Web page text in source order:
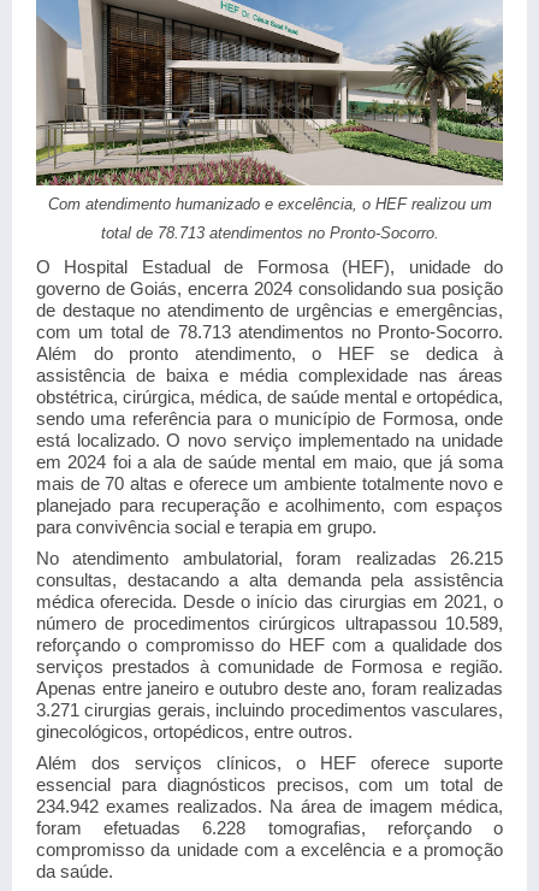
Com atendimento humanizado e excelência, o HEF realizou um
total de 78.713 atendimentos no Pronto-Socorro.
O Hospital Estadual de Formosa (HEF), unidade do
governo de Goiás, encerra 2024 consolidando sua posição
de destaque no atendimento de urgências e emergências,
com um total de 78.713 atendimentos no Pronto-Socorro.
Além do pronto atendimento, o HEF se dedica à
assistência de baixa e média complexidade nas áreas
obstétrica, cirúrgica, médica, de saúde mental e ortopédica,
sendo uma referência para o município de Formosa, onde
está localizado. O novo serviço implementado na unidade
em 2024 foi a ala de saúde mental em maio, que já soma
mais de 70 altas e oferece um ambiente totalmente novo e
planejado para recuperação e acolhimento, com espaços
para convivência social e terapia em grupo.
No atendimento ambulatorial, foram realizadas 26.215
consultas, destacando a alta demanda pela assistência
médica oferecida. Desde o início das cirurgias em 2021, o
número de procedimentos cirúrgicos ultrapassou 10.589,
reforçando o compromisso do HEF com a qualidade dos
serviços prestados à comunidade de Formosa e região.
Apenas entre janeiro e outubro deste ano, foram realizadas
3.271 cirurgias gerais, incluindo procedimentos vasculares,
ginecológicos, ortopédicos, entre outros.
Além dos serviços clínicos, o HEF oferece suporte
essencial para diagnósticos precisos, com um total de
234.942 exames realizados. Na área de imagem médica,
foram efetuadas 6.228 tomografias, reforçando o
compromisso da unidade com a excelência e a promoção
da saúde.